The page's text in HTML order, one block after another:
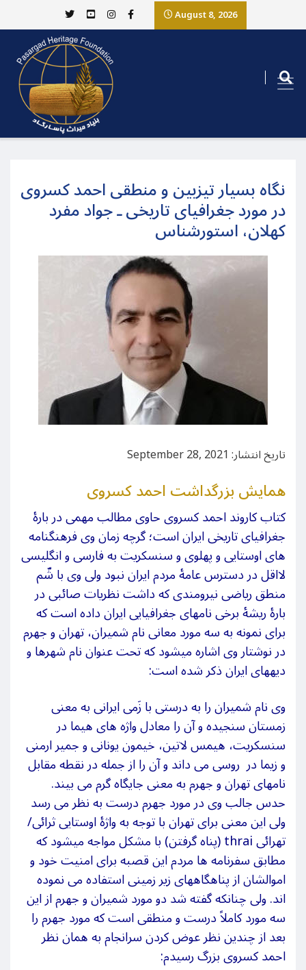
August 8, 2026
نگاه بسیار تیزبین و منطقی احمد کسروی
در مورد جغرافیای تاریخی ـ جواد مفرد
کهلان، استورشناس
تاریخ انتشار: September 28, 2021
همایش بزرگداشت احمد کسروی
کتاب کاروند احمد کسروی حاوی مطالب مهمی در بارۀ
جغرافیای تاریخی ایران است؛ گرچه زمان وی فرهنگنامه
های اوستایی و پهلوی و سنسکریت به فارسی و انگلیسی
لااقل در دسترس عامۀ مردم ایران نبود ولی وی با شّم
منطق ریاضی نیرومندی که داشت نظریات صائبی در
بارۀ ریشۀ برخی نامهای جغرافیایی ایران داده است که
برای نمونه به سه مورد معانی نام شمیران، تهران و جهرم
در نوشتار وی اشاره میشود که تحت عنوان نام شهرها و
دیههای ایران ذکر شده است:
وی نام شمیران را به درستی با زَمی ایرانی به معنی
زمستان سنجیده و آن را معادل واژه های هیما در
سنسکریت، هیمس لاتین، خیمون یونانی و جمیر ارمنی
و زیما در روسی می داند و آن را از جمله در نقطه مقابل
نامهای تهران و جهرم به معنی جایگاه گرم می بیند.
حدس جالب وی در مورد جهرم درست به نظر می رسد
ولی این معنی برای تهران با توجه به واژۀ اوستایی ثرائی/
تهرائی thrai (پناه گرفتن) با مشکل مواجه میشود که
مطابق سفرنامه ها مردم این قصبه برای امنیت خود و
اموالشان از پناهگاههای زیر زمینی استفاده می نموده
اند. ولی چنانکه گفته شد دو مورد شمیران و جهرم از این
سه مورد کاملاً درست و منطقی است که مورد جهرم را
بعد از چندین نظر عوض کردن سرانجام به همان نظر
احمد کسروی بزرگ رسیدم: